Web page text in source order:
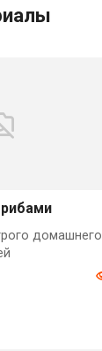
домашнего